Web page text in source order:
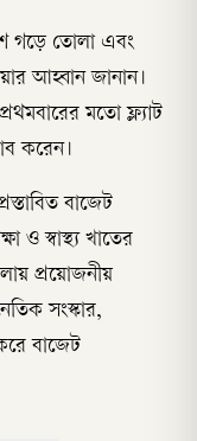
গড়ে তোলা এবং
আহ্বান জানান।
মতো ফ্ল্যাট
করেন।
বাজেট
ও স্বাস্থ্য খাতের
প্রয়োজনীয়
সংস্কার,
বাজেট